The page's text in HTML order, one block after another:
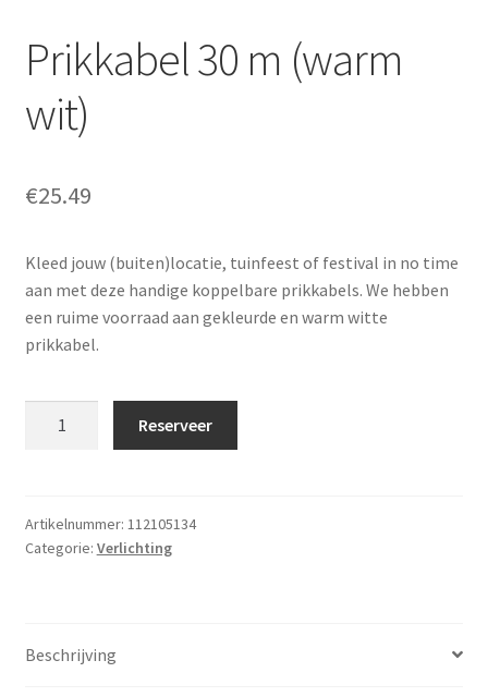
Prikkabel 30 m (warm
wit)
€25.49
Kleed jouw (buiten)locatie, tuinfeest of festival in no time
aan met deze handige koppelbare prikkabels. We hebben
een ruime voorraad aan gekleurde en warm witte
prikkabel.
wit)
aantal
Reserveer
Artikelnummer: 112105134
Categorie: Verlichting
Beschrijving